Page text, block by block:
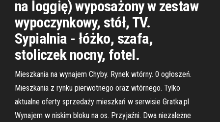
na loggię) wyposażony w zestaw
wypoczynkowy, stół, TV.
Sypialnia - łóżko, szafa,
stoliczek nocny, fotel.
Mieszkania na wynajem Chyby. Rynek wtórny. 0 ogłoszeń.
Mieszkania z rynku pierwotnego oraz wtórnego. Tylko
aktualne oferty sprzedaży mieszkań w serwisie Gratka.pl
Wynajem w niskim bloku na os. Przyjaźni. Dwa niezależne